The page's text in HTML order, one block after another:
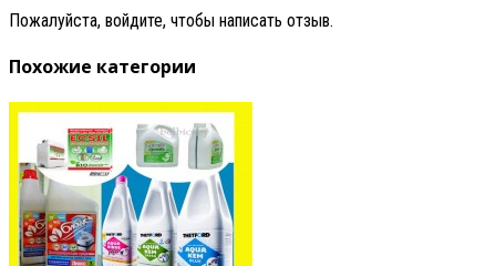
Пожалуйста, войдите, чтобы написать отзыв.
Похожие категории